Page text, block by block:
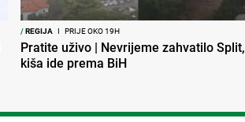
/REGIJA I PRIJE OKO 19H
Pratite uživo | Nevrijeme zahvatilo Split,
kiša ide prema BiH